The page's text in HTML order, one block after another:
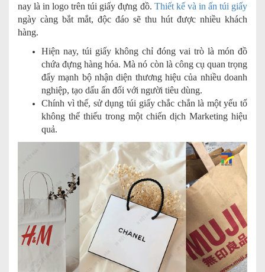
nay là in logo trên túi giấy đựng đồ. Thiết kế và in ấn túi giấy
ngày càng bắt mắt, độc đáo sẽ thu hút được nhiều khách
hàng.
Hiện nay, túi giấy không chỉ đóng vai trò là món đồ
chứa đựng hàng hóa. Mà nó còn là công cụ quan trọng
đẩy mạnh bộ nhận diện thương hiệu của nhiều doanh
nghiệp, tạo dấu ấn đối với người tiêu dùng.
Chính vì thế, sử dụng túi giấy chắc chắn là một yếu tố
không thể thiếu trong một chiến dịch Marketing hiệu
quả.